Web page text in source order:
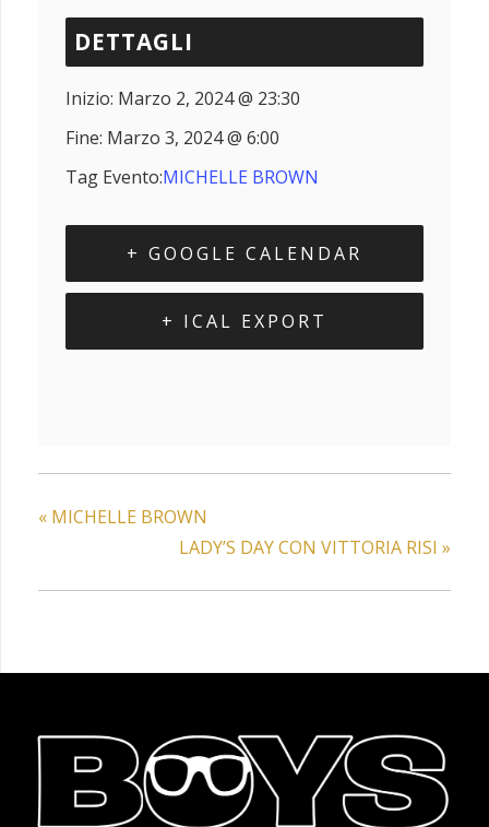
DETTAGLI
Inizio: Marzo 2, 2024 @ 23:30
Fine: Marzo 3, 2024 @ 6:00
Tag Evento:MICHELLE BROWN
+ GOOGLE CALENDAR
+ ICAL EXPORT
« MICHELLE BROWN
LADY’S DAY CON VITTORIA RISI »